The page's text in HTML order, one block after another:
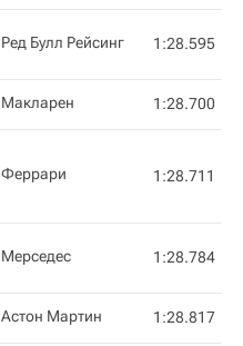
Ред Булл Рейсинг 1:28.595
Макларен 1:28.700
Феррари 1:28.711
Мерседес 1:28.784
Астон Мартин 1:28.817